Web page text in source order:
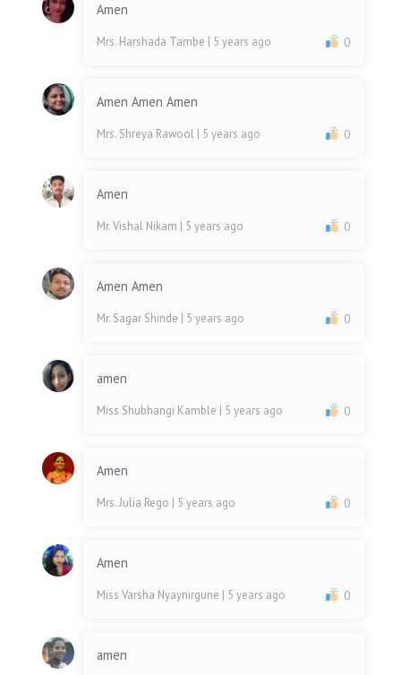
Amen
Mrs. Harshada Tambe | 5 years ago 0
Amen Amen Amen
Mrs. Shreya Rawool | 5 years ago 0
Amen
Mr. Vishal Nikam | 5 years ago 0
Amen Amen
Mr. Sagar Shinde | 5 years ago 0
amen
Miss Shubhangi Kamble | 5 years ago 0
Amen
Mrs. Julia Rego | 5 years ago 0
Amen
Miss Varsha Nyaynirgune | 5 years ago 0
amen